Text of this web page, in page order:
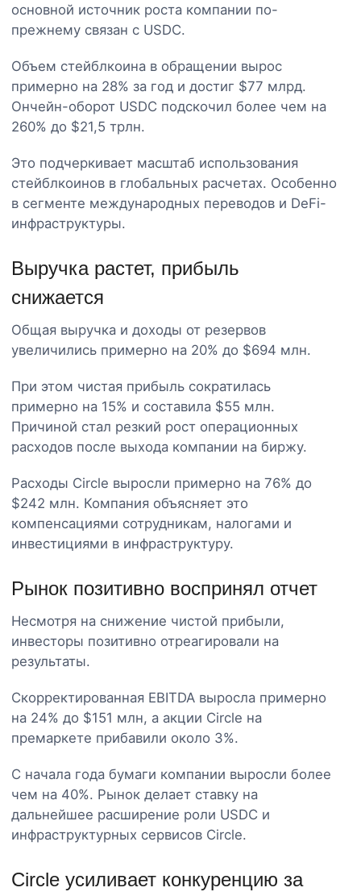
основной источник роста компании по-
прежнему связан с USDC.
Объем стейблкоина в обращении вырос
примерно на 28% за год и достиг $77 млрд.
Ончейн-оборот USDC подскочил более чем на
260% до $21,5 трлн.
Это подчеркивает масштаб использования
стейблкоинов в глобальных расчетах. Особенно
в сегменте международных переводов и DeFi-
инфраструктуры.
Выручка растет, прибыль
снижается
Общая выручка и доходы от резервов
увеличились примерно на 20% до $694 млн.
При этом чистая прибыль сократилась
примерно на 15% и составила $55 млн.
Причиной стал резкий рост операционных
расходов после выхода компании на биржу.
Расходы Circle выросли примерно на 76% до
$242 млн. Компания объясняет это
компенсациями сотрудникам, налогами и
инвестициями в инфраструктуру.
Рынок позитивно воспринял отчет
Несмотря на снижение чистой прибыли,
инвесторы позитивно отреагировали на
результаты.
Скорректированная EBITDA выросла примерно
на 24% до $151 млн, а акции Circle на
премаркете прибавили около 3%.
С начала года бумаги компании выросли более
чем на 40%. Рынок делает ставку на
дальнейшее расширение роли USDC и
инфраструктурных сервисов Circle.
Circle усиливает конкуренцию за